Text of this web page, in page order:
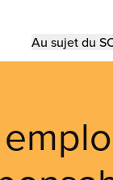
Main
Au sujet du